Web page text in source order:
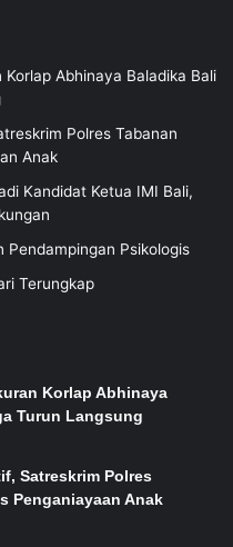
Abhinaya Baladika Bali
Polres Tabanan
Anak
Kandidat Ketua IMI Bali,
Pendampingan Psikologis
Terungkap
Korlap Abhinaya
Turun Langsung
Satreskrim Polres
Penganiayaan Anak